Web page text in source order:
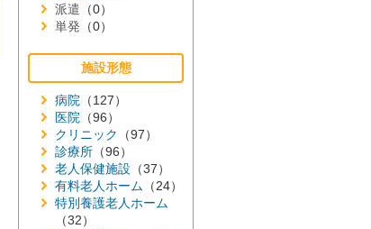
派遣 （0）
単発 （0）
施設形態
病院 （127）
医院 （96）
クリニック
（97）
診療所 （96）
老人保健施設 （37）
有料老人ホーム （24）
特別養護老人ホーム
（32）